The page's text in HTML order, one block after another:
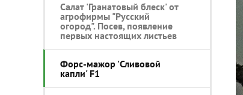
Салат 'Гранатовый блеск' от
агрофирмы "Русский
огород". Посев, появление
первых настоящих листьев
Форс-мажор 'Сливовой
капли' F1